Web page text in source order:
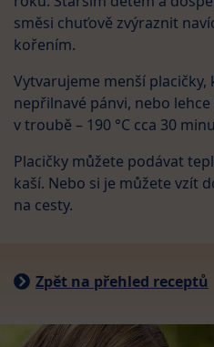
směsi chuťově zvýraznit
kořením.
Vytvarujeme menší
nepřilnavé pánvi, nebo
v troubě – 190 °C cca 30
Placičky můžete podávat
kaší. Nebo si je můžete vzít
na cesty.
Zpět na přehled receptů